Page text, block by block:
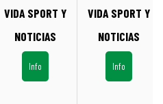
VIDA SPORT Y
NOTICIAS
Info
VIDA SPORT Y
NOTICIAS
Info